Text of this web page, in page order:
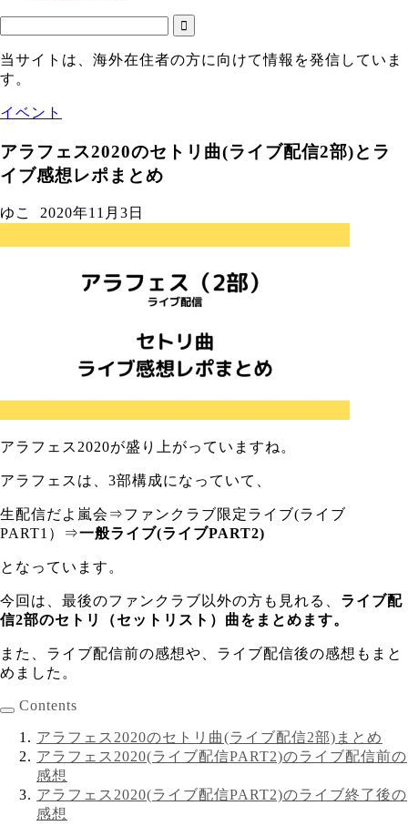
当サイトは、海外在住者の方に向けて情報を発信していま
す。
イベント
アラフェス2020のセトリ曲(ライブ配信2部)とラ
イブ感想レポまとめ
ゆこ 2020年11月3日
アラフェス2020が盛り上がっていますね。
アラフェスは、3部構成になっていて、
生配信だよ嵐会⇒ファンクラブ限定ライブ(ライブ
PART1）⇒一般ライブ(ライブPART2)
となっています。
今回は、最後のファンクラブ以外の方も見れる、 ライブ配
信2部のセトリ（セットリスト）曲をまとめます。
また、ライブ配信前の感想や、ライブ配信後の感想もまと
めました。
Contents
アラフェス2020のセトリ曲(ライブ配信2部)まとめ
アラフェス2020(ライブ配信PART2)のライブ配信前の
感想
アラフェス2020(ライブ配信PART2)のライブ終了後の
感想